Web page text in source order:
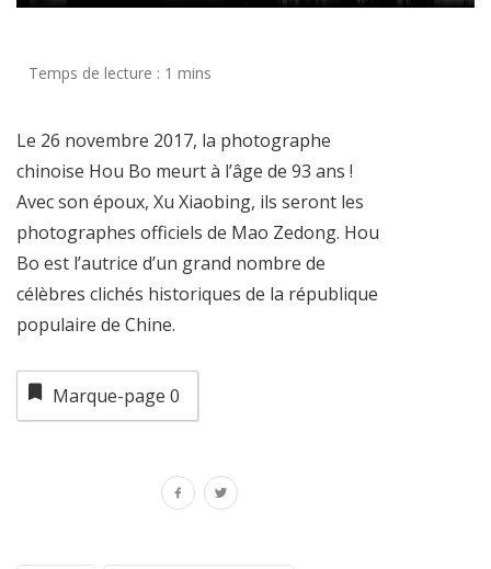
Le 26 novembre 2017, la photographe
chinoise Hou Bo meurt à l’âge de 93 ans !
Avec son époux, Xu Xiaobing, ils seront les
photographes officiels de Mao Zedong. Hou
Bo est l’autrice d’un grand nombre de
célèbres clichés historiques de la république
populaire de Chine.
Marque-page 0